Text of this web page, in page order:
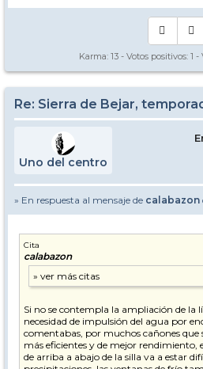
Karma: 13 - Votos positivos: 1 -
Re: Sierra de Bejar,
Uno del centro
» En respuesta al mensaje de calabazon
Cita
calabazon
Si no se contempla la ampliación de la
necesidad de impulsión del agua por
comentabas, por muchos cañones que
más eficientes y de mejor rendimiento,
de arriba a abajo de la silla va a estar